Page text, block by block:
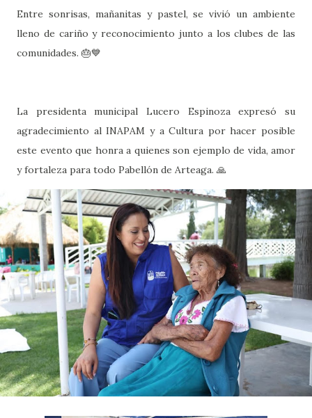
Entre sonrisas, mañanitas y pastel, se vivió un ambiente
lleno de cariño y reconocimiento junto a los clubes de las
comunidades. 🎂💙
La presidenta municipal Lucero Espinoza expresó su
agradecimiento al INAPAM y a Cultura por hacer posible
este evento que honra a quienes son ejemplo de vida, amor
y fortaleza para todo Pabellón de Arteaga. 🙏